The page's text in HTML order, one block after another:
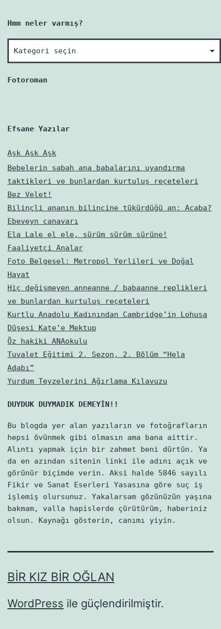
Hmm neler varmış?
Hmm
neler
varmış?
Fotoroman
Efsane Yazılar
Aşk Aşk Aşk
Bebelerin sabah ana babalarını uyandırma
taktikleri ve bunlardan kurtuluş reçeteleri
Bez Velet!
Bilinçli ananın bilincine tükürdüğü an: Acaba?
Ebeveyn canavarı
Ela Lale el ele, sürüm sürüm sürüne!
Faaliyetçi Analar
Foto Belgesel: Metropol Yerlileri ve Doğal
Hayat
Hiç değişmeyen anneanne / babaanne replikleri
ve bunlardan kurtuluş reçeteleri
Kurtlu Anadolu Kadınından Cambridge’in Lohusa
Düşesi Kate’e Mektup
Öz hakiki ANAokulu
Tuvalet Eğitimi 2. Sezon, 2. Bölüm “Hela
Adabı”
Yurdum Teyzelerini Ağırlama Kılavuzu
DUYDUK DUYMADIK DEMEYİN!!
Bu blogda yer alan yazıların ve fotoğrafların
hepsi övünmek gibi olmasın ama bana aittir.
Alıntı yapmak için bir zahmet beni dürtün. Ya
da en azından sitenin linki ile adını açık ve
görünür biçimde verin. Aksi halde 5846 sayılı
Fikir ve Sanat Eserleri Yasasına göre suç iş
işlemiş olursunuz. Yakalarsam gözünüzün yaşına
bakmam, valla hapislerde çürütürüm, haberiniz
olsun. Kaynağı gösterin, canımı yiyin.
BIR KIZ BIR OĞLAN
WordPress ile güçlendirilmiştir.